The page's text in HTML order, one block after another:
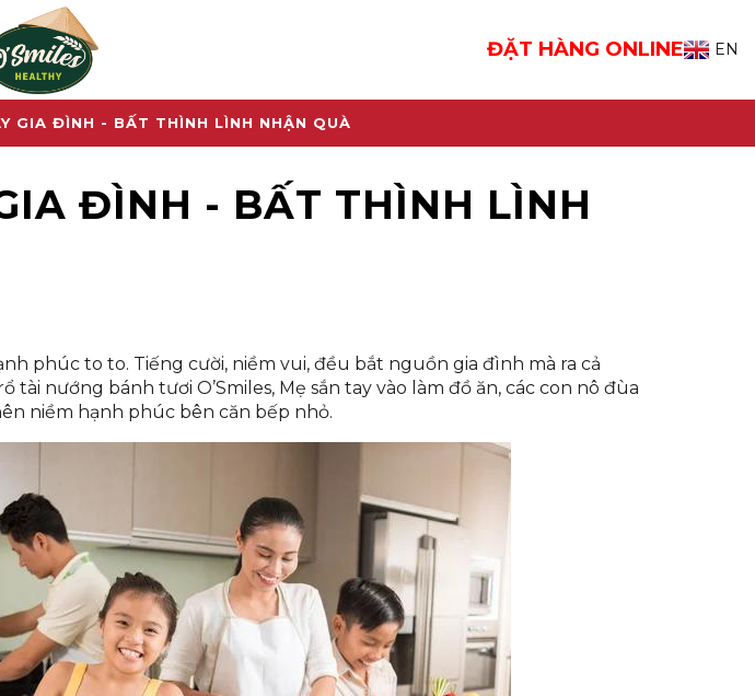
ĐẶT HÀNG ONLINE EN
GIA ĐÌNH - BẤT THÌNH LÌNH NHẬN QUÀ
ĐÌNH - BẤT THÌNH LÌNH
phúc to to. Tiếng cười, niềm vui, đều bắt nguồn gia đình mà ra cả
nướng bánh tươi O’Smiles, Mẹ sắn tay vào làm đồ ăn, các con nô đùa
niềm hạnh phúc bên căn bếp nhỏ.